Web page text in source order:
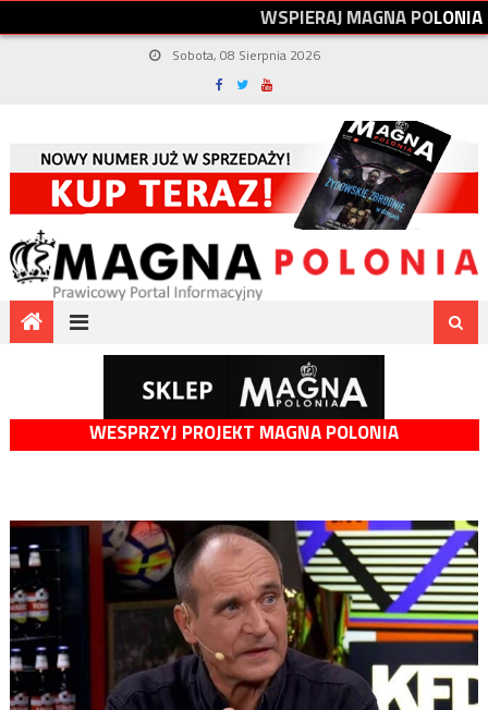
WSPIERAJMAGNAPOLONIA
Sobota, 08 Sierpnia 2026
WESPRZYJ PROJEKT MAGNA POLONIA